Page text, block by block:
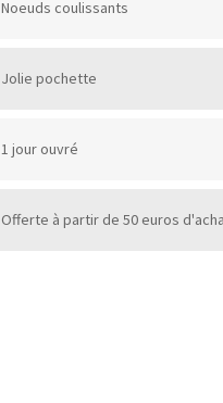
Noeuds coulissants
Jolie pochette
1 jour ouvré
Offerte à partir de 50 euros